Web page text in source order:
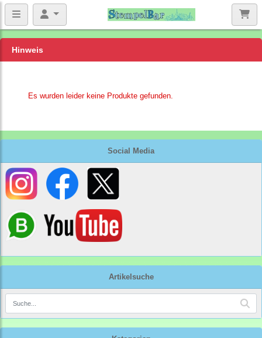
Social Media
Artikelsuche
Hinweis
Es wurden leider keine Produkte gefunden.